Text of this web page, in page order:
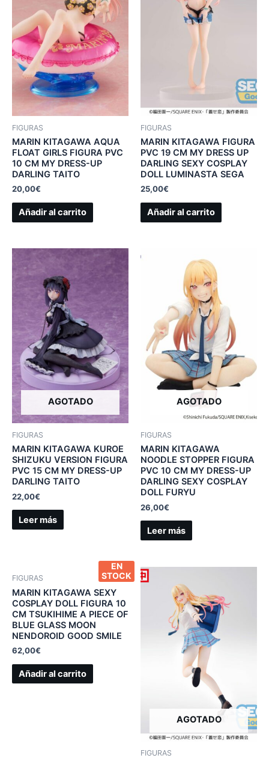
FIGURAS
MARIN KITAGAWA AQUA
FLOAT GIRLS FIGURA PVC
10 CM MY DRESS-UP
DARLING TAITO
20,00€
Añadir al carrito
FIGURAS
MARIN KITAGAWA FIGURA
PVC 19 CM MY DRESS UP
DARLING SEXY COSPLAY
DOLL LUMINASTA SEGA
25,00€
Añadir al carrito
AGOTADO
FIGURAS
MARIN KITAGAWA KUROE
SHIZUKU VERSION FIGURA
PVC 15 CM MY DRESS-UP
DARLING TAITO
22,00€
Leer más
AGOTADO
FIGURAS
MARIN KITAGAWA
NOODLE STOPPER FIGURA
PVC 10 CM MY DRESS-UP
DARLING SEXY COSPLAY
DOLL FURYU
26,00€
Leer más
EN
STOCK
FIGURAS
MARIN KITAGAWA SEXY
COSPLAY DOLL FIGURA 10
CM TSUKIHIME A PIECE OF
BLUE GLASS MOON
NENDOROID GOOD SMILE
62,00€
Añadir al carrito
AGOTADO
FIGURAS